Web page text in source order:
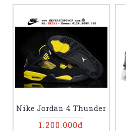
Nike Jordan 4 Thunder
1.200.000đ